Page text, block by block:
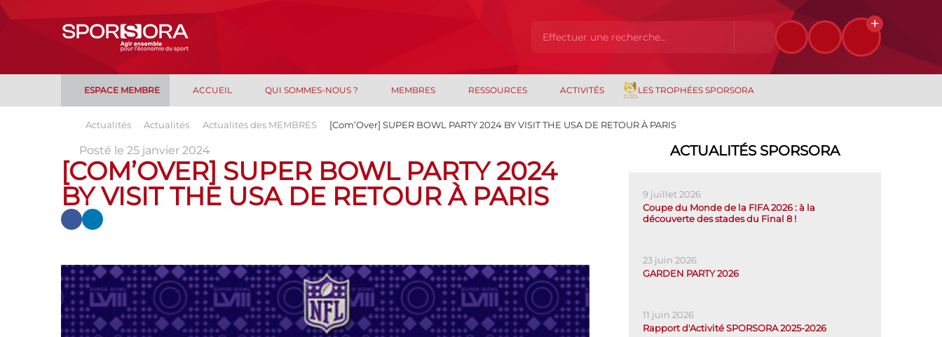
ESPACE MEMBRE ACCUEIL QUI SOMMES-NOUS ? MEMBRES RESSOURCES ACTIVITÉS LES TROPHÉES SPORSORA
Actualités Actualités Actualités des MEMBRES [Com’Over] SUPER BOWL PARTY 2024 BY VISIT THE USA DE RETOUR À PARIS
Posté le 25 janvier 2024
[COM’OVER] SUPER BOWL PARTY 2024
BY VISIT THE USA DE RETOUR À PARIS
ACTUALITÉS SPORSORA
9 juillet 2026
Coupe du Monde de la FIFA 2026 : à la
découverte des stades du Final 8 !
23 juin 2026
GARDEN PARTY 2026
11 juin 2026
Rapport d'Activité SPORSORA 2025-2026